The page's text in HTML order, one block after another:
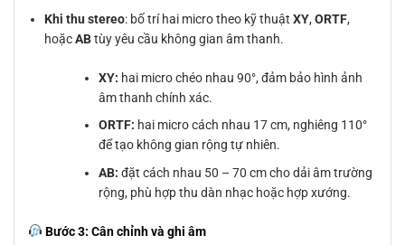
Khi thu stereo: bố trí hai micro theo kỹ thuậtXY,ORTF,
hoặcABtùy yêu cầu không gian âm thanh.
XY: hai micro chéo nhau 90°, đảm bảo hình ảnh
âm thanh chính xác.
ORTF: hai micro cách nhau 17 cm, nghiêng 110°
để tạo không gian rộng tự nhiên.
AB: đặt cách nhau 50 – 70 cm cho dải âm trường
rộng, phù hợp thu dàn nhạc hoặc hợp xướng.
Bước 3: Cân chỉnh và ghi âm